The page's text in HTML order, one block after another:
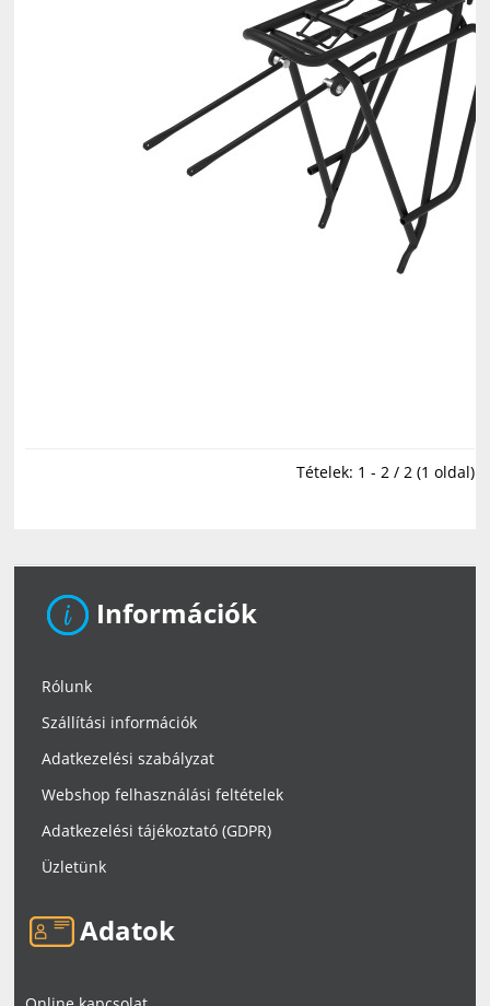
Tételek: 1 - 2 / 2 (1 oldal)
Információk
Rólunk
Szállítási információk
Adatkezelési szabályzat
Webshop felhasználási feltételek
Adatkezelési tájékoztató (GDPR)
Üzletünk
Adatok